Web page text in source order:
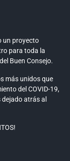
un proyecto
para toda la
Buen Consejo.
más unidos que
del COVID-19,
atrás al